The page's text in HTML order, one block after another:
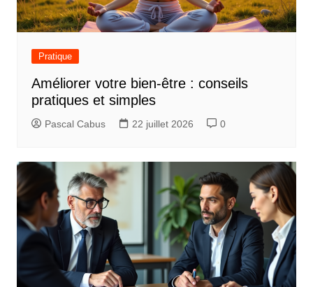
Pratique
Améliorer votre bien-être : conseils
pratiques et simples
Pascal Cabus 22 juillet 2026 0